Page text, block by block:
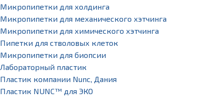
Микропипетки для холдинга
Микропипетки для механического хэтчинга
Микропипетки для химического хэтчинга
Пипетки для стволовых клеток
Микропипетки для биопсии
Лабораторный пластик
Пластик компании Nunc, Дания
Пластик NUNC™ для ЭКО